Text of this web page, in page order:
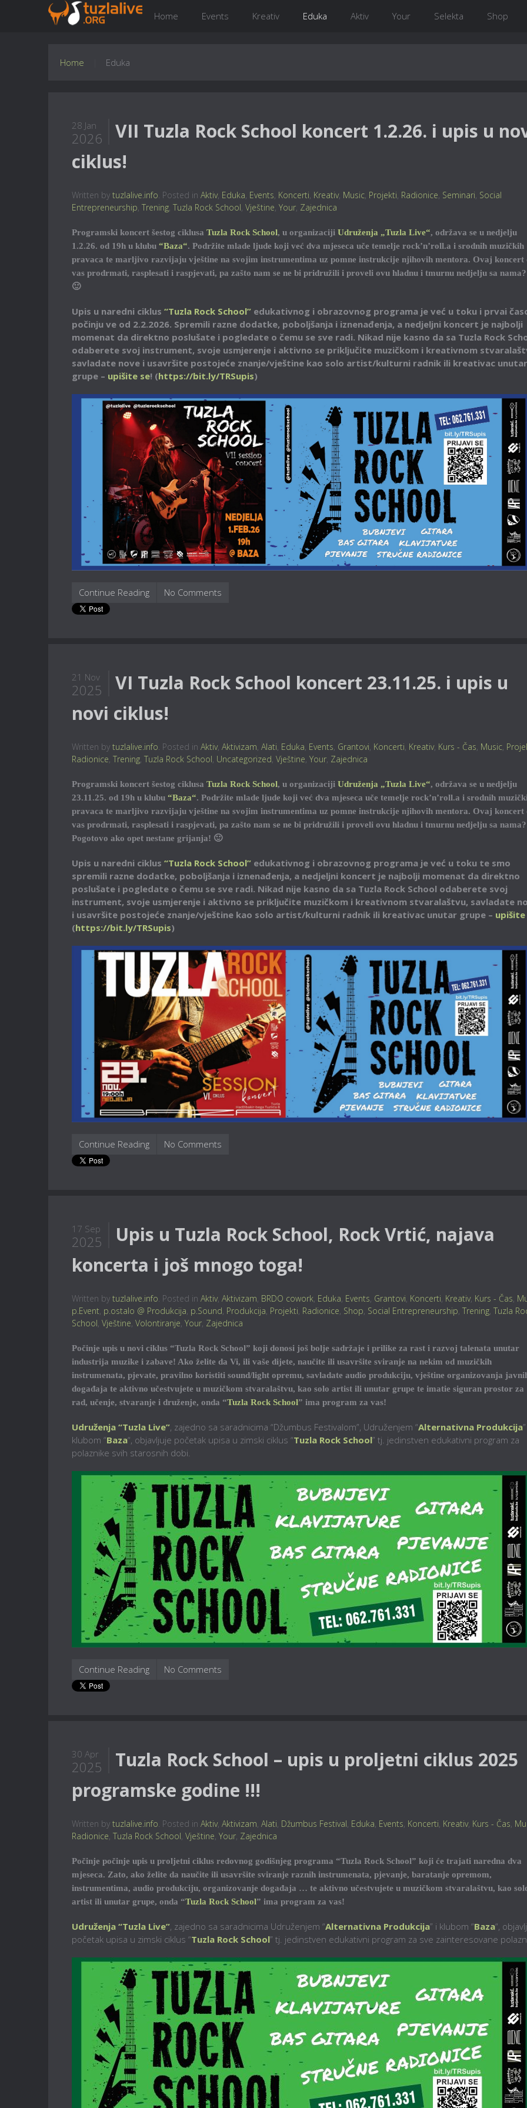
Home Events Kreativ Eduka Aktiv Your Selekta Shop
Home Eduka
28 Jan
2026
VII Tuzla Rock School koncert 1.2.26. i upis u
ciklus!
Written by tuzlalive.info. Posted in Aktiv, Eduka, Events, Koncerti, Kreativ, Music, Projekti, Radionice, Seminari, Social
Entrepreneurship, Trening, Tuzla Rock School, Vještine, Your, Zajednica
Programski koncert šestog ciklusa Tuzla Rock School, u organizaciji Udruženja „Tuzla Live“, održava se u nedjelju
1.2.26. od 19h u klubu “Baza“. Podržite mlade ljude koji već dva mjeseca uče temelje rock’n’roll.a i srodnih muzičkih
pravaca te marljivo razvijaju vještine na svojim instrumentima uz pomne instrukcije njihovih mentora. Ovaj koncert
vas prodrmati, rasplesati i raspjevati, pa zašto nam se ne bi pridružili i proveli ovu hladnu i tmurnu nedjelju sa
🙂
Upis u naredni ciklus “Tuzla Rock School” edukativnog i obrazovnog programa je već u toku i prvai
počinju ve od 2.2.2026. Spremili razne dodatke, poboljšanja i iznenađenja, a nedjeljni koncert je najbolji
momenat da direktno poslušate i pogledate o čemu se sve radi. Nikad nije kasno da sa Tuzla Rock
odaberete svoj instrument, svoje usmjerenje i aktivno se priključite muzičkom i kreativnom
savladate nove i usavršite postojeće znanje/vještine kao solo artist/kulturni radnik ili kreativac unutar
grupe – upišite se! (https://bit.ly/TRSupis)
Continue Reading No Comments
21 Nov
2025
VI Tuzla Rock School koncert 23.11.25. i upis u
novi ciklus!
Written by tuzlalive.info. Posted in Aktiv, Aktivizam, Alati, Eduka, Events, Grantovi, Koncerti, Kreativ, Kurs - Čas, Music,
Radionice, Trening, Tuzla Rock School, Uncategorized, Vještine, Your, Zajednica
Programski koncert šestog ciklusa Tuzla Rock School, u organizaciji Udruženja „Tuzla Live“, održava se u nedjelju
23.11.25. od 19h u klubu “Baza“. Podržite mlade ljude koji već dva mjeseca uče temelje rock’n’roll.a i srodnih
pravaca te marljivo razvijaju vještine na svojim instrumentima uz pomne instrukcije njihovih mentora. Ovaj koncert
vas prodrmati, rasplesati i raspjevati, pa zašto nam se ne bi pridružili i proveli ovu hladnu i tmurnu nedjelju sa nama?
Pogotovo ako opet nestane grijanja! 🙂
Upis u naredni ciklus “Tuzla Rock School” edukativnog i obrazovnog programa je već u toku te smo
spremili razne dodatke, poboljšanja i iznenađenja, a nedjeljni koncert je najbolji momenat da direktno
poslušate i pogledate o čemu se sve radi. Nikad nije kasno da sa Tuzla Rock School odaberete svoj
instrument, svoje usmjerenje i aktivno se priključite muzičkom i kreativnom stvaralaštvu, savladate
i usavršite postojeće znanje/vještine kao solo artist/kulturni radnik ili kreativac unutar grupe – upišite
(https://bit.ly/TRSupis)
Continue Reading No Comments
17 Sep
2025
Upis u Tuzla Rock School, Rock Vrtić, najava
koncerta i još mnogo toga!
Written by tuzlalive.info. Posted in Aktiv, Aktivizam, BRDO cowork, Eduka, Events, Grantovi, Koncerti, Kreativ, Kurs - Čas,
p.Event, p.ostalo @ Produkcija, p.Sound, Produkcija, Projekti, Radionice, Shop, Social Entrepreneurship, Trening, Tuzla
School, Vještine, Volontiranje, Your, Zajednica
Počinje upis u novi ciklus “Tuzla Rock School” koji donosi još bolje sadržaje i prilike za rast i razvoj talenata unutar
industrija muzike i zabave! Ako želite da Vi, ili vaše dijete, naučite ili usavršite sviranje na nekim od muzičkih
instrumenata, pjevate, pravilno koristiti sound/light opremu, savladate audio produkciju, vještine organizovanja
događaja te aktivno učestvujete u muzičkom stvaralaštvu, kao solo artist ili unutar grupe te imatie siguran prostor za
rad, učenje, stvaranje i druženje, onda “Tuzla Rock School” ima program za vas!
Udruženja “Tuzla Live”, zajedno sa saradnicima “Džumbus Festivalom”, Udruženjem “Alternativna Produkcija
klubom “Baza“, objavljuje početak upisa u zimski ciklus “Tuzla Rock School” tj. jedinstven edukativni program za
polaznike svih starosnih dobi.
Continue Reading No Comments
30 Apr
2025
Tuzla Rock School – upis u proljetni ciklus 2025
programske godine !!!
Written by tuzlalive.info. Posted in Aktiv, Aktivizam, Alati, Džumbus Festival, Eduka, Events, Koncerti, Kreativ, Kurs - Čas,
Radionice, Tuzla Rock School, Vještine, Your, Zajednica
Počinje počinje upis u proljetni ciklus redovnog godišnjeg programa “Tuzla Rock School” koji će trajati naredna dva
mjeseca. Zato, ako želite da naučite ili usavršite sviranje raznih instrumenata, pjevanje, baratanje opremom,
instrumentima, audio produkciju, organizovanje događaja … te aktivno učestvujete u muzičkom stvaralaštvu, kao
artist ili unutar grupe, onda “Tuzla Rock School” ima program za vas!
Udruženja “Tuzla Live”, zajedno sa saradnicima Udruženjem “Alternativna Produkcija” i klubom “Baza“,
početak upisa u zimski ciklus “Tuzla Rock School” tj. jedinstven edukativni program za sve zainteresovane